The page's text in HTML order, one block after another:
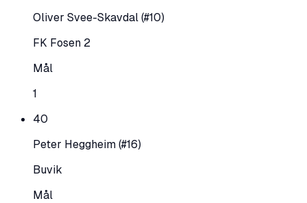
Oliver Svee-Skavdal(#10)
FK Fosen 2
Mål
1
40
Peter Heggheim(#16)
Buvik
Mål